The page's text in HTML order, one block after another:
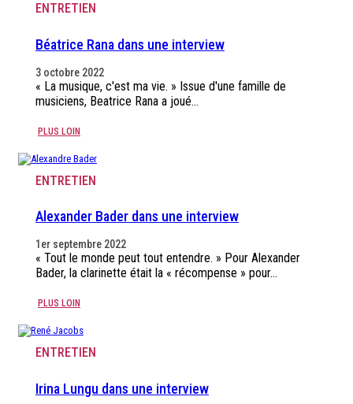
ENTRETIEN
Béatrice Rana dans une interview
3 octobre 2022
« La musique, c'est ma vie. » Issue d'une famille de
musiciens, Beatrice Rana a joué…
PLUS LOIN
ENTRETIEN
Alexander Bader dans une interview
1er septembre 2022
« Tout le monde peut tout entendre. » Pour Alexander
Bader, la clarinette était la « récompense » pour…
PLUS LOIN
ENTRETIEN
Irina Lungu dans une interview